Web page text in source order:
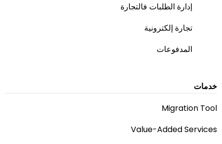
إدارة الطلبات فالتجارة
تجارة إلكترونية
المدفوعات
خدمات
Migration Tool
Value-Added Services